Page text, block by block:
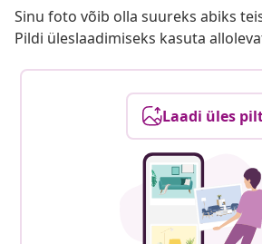
Sinu foto võib olla suureks abiks
Pildi üleslaadimiseks kasuta
Laadi üles